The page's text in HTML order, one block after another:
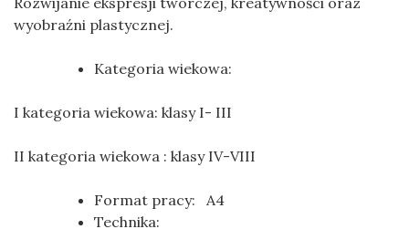
wyobraźni plastycznej.
Kategoria wiekowa:
I kategoria wiekowa: klasy I- III
II kategoria wiekowa : klasy IV-VIII
Format pracy: A4
Technika: